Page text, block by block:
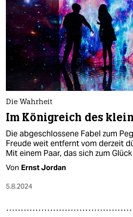
Die Wahrheit
Im Königreich des
Die abgeschlossene Fabel zum
Freude weit entfernt vom derzeit
Mit einem Paar, das sich zum
Von Ernst Jordan
5.8.2024